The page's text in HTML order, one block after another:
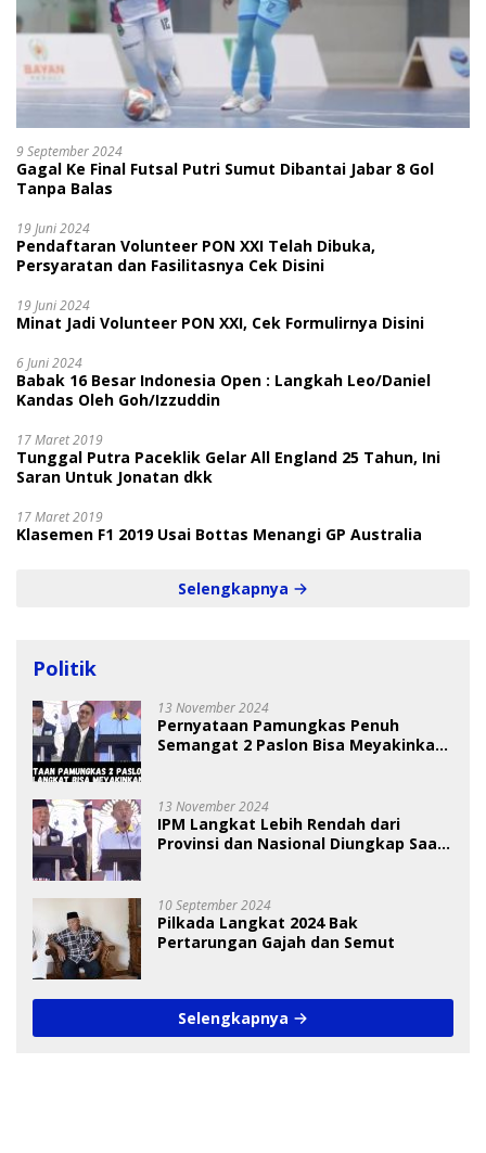
9 September 2024
Gagal Ke Final Futsal Putri Sumut Dibantai Jabar 8 Gol
Tanpa Balas
19 Juni 2024
Pendaftaran Volunteer PON XXI Telah Dibuka,
Persyaratan dan Fasilitasnya Cek Disini
19 Juni 2024
Minat Jadi Volunteer PON XXI, Cek Formulirnya Disini
6 Juni 2024
Babak 16 Besar Indonesia Open : Langkah Leo/Daniel
Kandas Oleh Goh/Izzuddin
17 Maret 2019
Tunggal Putra Paceklik Gelar All England 25 Tahun, Ini
Saran Untuk Jonatan dkk
17 Maret 2019
Klasemen F1 2019 Usai Bottas Menangi GP Australia
Selengkapnya
Politik
13 November 2024
Pernyataan Pamungkas Penuh
Semangat 2 Paslon Bisa Meyakinkan
13 November 2024
IPM Langkat Lebih Rendah dari
Provinsi dan Nasional Diungkap Saat
10 September 2024
Pilkada Langkat 2024 Bak
Pertarungan Gajah dan Semut
Selengkapnya